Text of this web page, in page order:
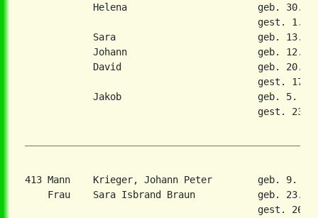
Helena                       geb. 30.
gest. 1.
Sara                         geb. 13.
Johann                       geb. 12.
David                        geb. 20.
gest. 17.
Jakob                        geb. 5.
gest. 23.
413 Mann    Krieger, Johann Peter        geb. 9.
Frau    Sara Isbrand Braun           geb. 23.
gest. 26.